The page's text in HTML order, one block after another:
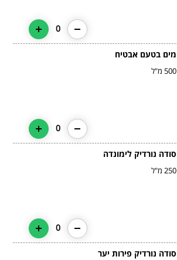
0
מים בטעם אבטיח
500 מ"ל
0
סודה נורדיק לימונדה
250 מ"ל
0
סודה נורדיק פירות יער